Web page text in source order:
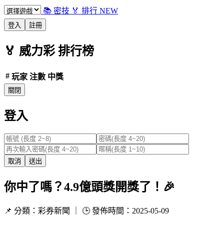
📚 密技 🏅 排行 NEW
登入 註冊
🏅 威力彩排行榜
# 玩家 注數 中獎
關閉
登入
取消 送出
你中了嗎？4.9億頭獎開獎了！🎉
📌 分類：彩券新聞 ｜ 🕒 發佈時間：2025-05-09